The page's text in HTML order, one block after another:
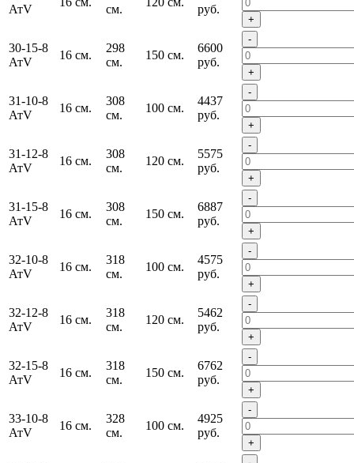
АтV
см.
руб.
+
30-15-8
АтV
16 см.
298
см.
150 см.
6600
руб.
-
+
31-10-8
АтV
16 см.
308
см.
100 см.
4437
руб.
-
+
31-12-8
АтV
16 см.
308
см.
120 см.
5575
руб.
-
+
31-15-8
АтV
16 см.
308
см.
150 см.
6887
руб.
-
+
32-10-8
АтV
16 см.
318
см.
100 см.
4575
руб.
-
+
32-12-8
АтV
16 см.
318
см.
120 см.
5462
руб.
-
+
32-15-8
АтV
16 см.
318
см.
150 см.
6762
руб.
-
+
33-10-8
АтV
16 см.
328
см.
100 см.
4925
руб.
-
+